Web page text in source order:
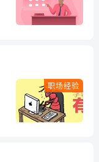
职场经验